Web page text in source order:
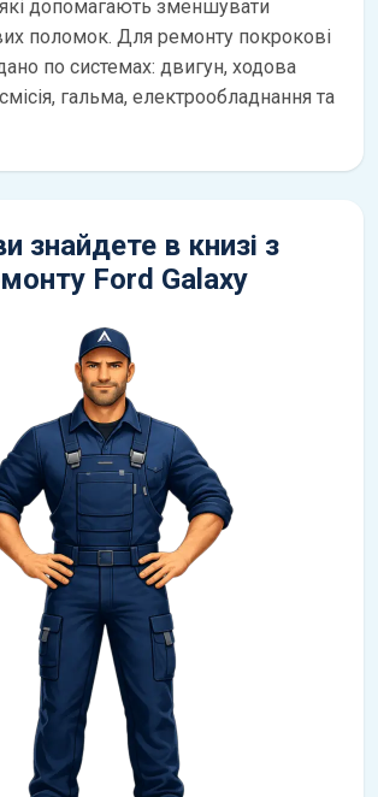
допомагають зменшувати
поломок. Для ремонту покрокові
по системах: двигун, ходова
гальма, електрообладнання та
знайдете в книзі з
Ford Galaxy